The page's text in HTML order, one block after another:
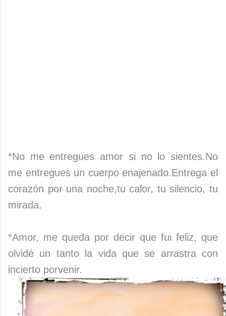
*No me entregues amor si no lo sientes.No
me entregues un cuerpo enajenado.Entrega el
corazón por una noche,tu calor, tu silencio, tu
mirada.
*Amor, me queda por decir que fui feliz, que
olvidé un tanto la vida que se arrastra con
incierto porvenir.